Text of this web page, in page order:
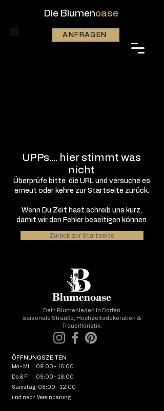
Die Blumenoase
ANFRAGEN
UPPs.... hier stimmt was
nicht
Überprüfe bitte die URL und versuche es
erneut oder kehre zur Startseite zurück.
Wenn Du Zeit hast schreib uns kurz,
damit wir den Fehler beseitigen können
Zurück zur Startseite
Dein Blumenladen in Dorfen
saisonale Sträuße, Hochzeitsdekoration &
Trauerfloristik.
ÖFFNUNGSZEITEN
Mo - Mi: 09:00 - 16:00
Do & Fr: 09:00 - 18:00
Samstag: 08:00 - 12:00
und nach Vereinbarung